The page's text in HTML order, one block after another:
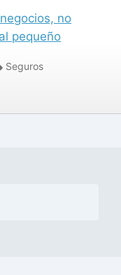
no
pequeño
Seguros